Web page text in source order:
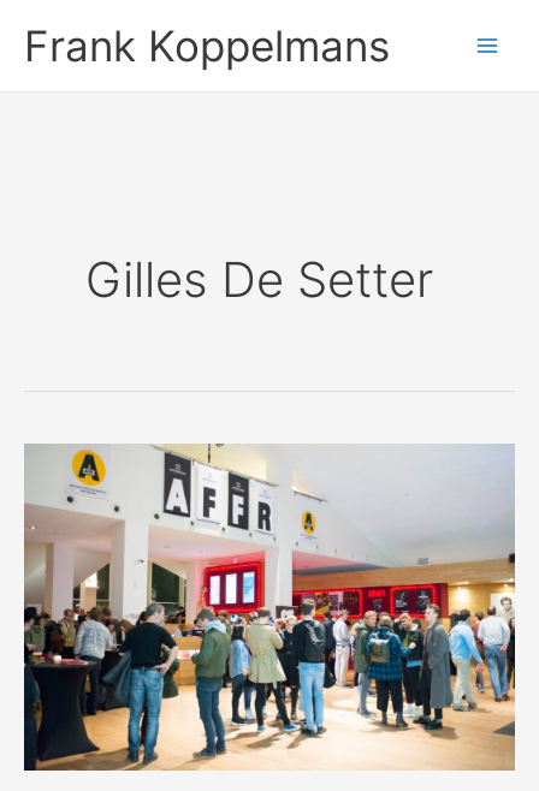
naar
de
Frank Koppelmans
Gilles De Setter